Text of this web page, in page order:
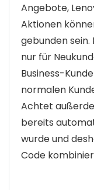
Angebote,
Aktionen
gebunden sein.
nur für
Business-
normalen
Achtet
bereits
wurde und
Code